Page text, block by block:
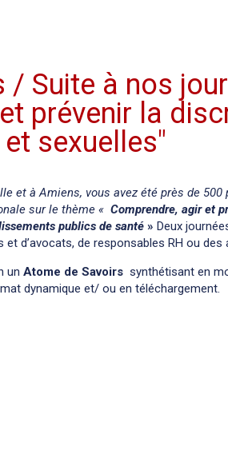
/ Suite à nos
prévenir la
sexuelles"
et à Amiens, vous avez été près de 500
sur le thème « Comprendre, agir et
publics de santé » Deux
d’avocats, de responsables RH ou des
un Atome de Savoirs synthétisant en
dynamique et/ ou en téléchargement.